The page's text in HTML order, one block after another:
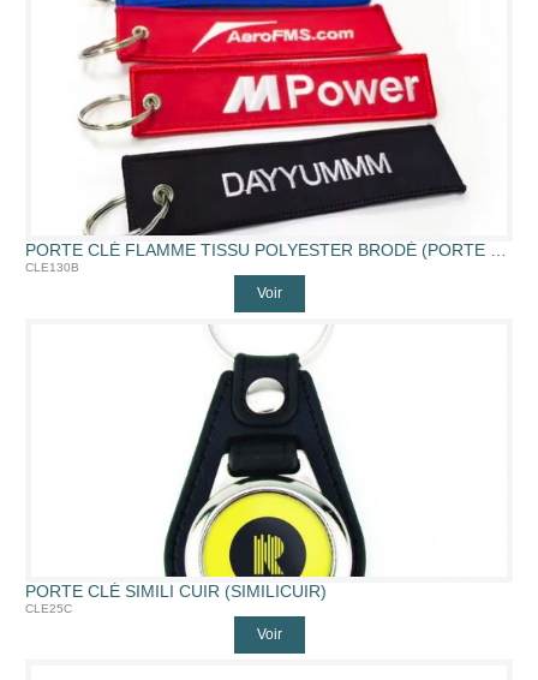
PORTE CLÉ FLAMME TISSU POLYESTER BRODÉ (PORTE CLÉ FLAMME BRODÉ R/V)
CLE130B
Voir
PORTE CLÉ SIMILI CUIR (SIMILICUIR)
CLE25C
Voir